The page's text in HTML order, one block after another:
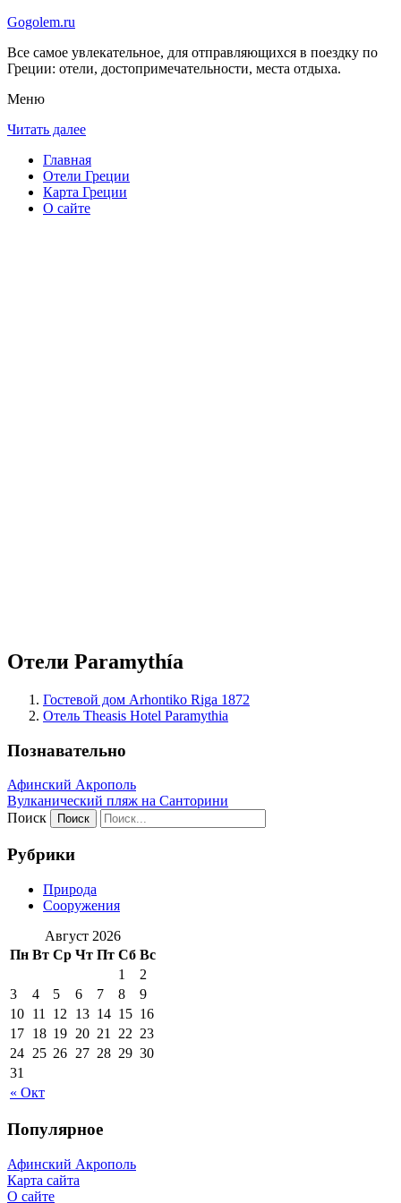
Gogolem.ru
Все самое увлекательное, для отправляющихся в поездку по
Греции: отели, достопримечательности, места отдыха.
Меню
Читать далее
Главная
Отели Греции
Карта Греции
О сайте
Отели Paramythía
Гостевой дом Arhontiko Riga 1872
Отель Theasis Hotel Paramythia
Познавательно
Афинский Акрополь
Вулканический пляж на Санторини
Поиск
Рубрики
Природа
Сооружения
Август 2026
Пн Вт Ср Чт Пт Сб Вс
« Окт
1
2
3
4 5 6 7 8
9
10 11 12 13 14 15 16
17 18 19 20 21 22 23
24 25 26 27 28 29 30
31
Популярное
Афинский Акрополь
Карта сайта
О сайте